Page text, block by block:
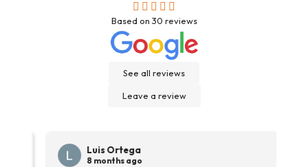
Based on 30 reviews
See all reviews
Leave a review
Luis Ortega
8 months ago